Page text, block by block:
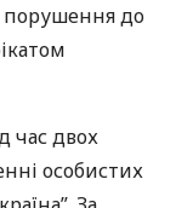
порушення до
час двох
особистих